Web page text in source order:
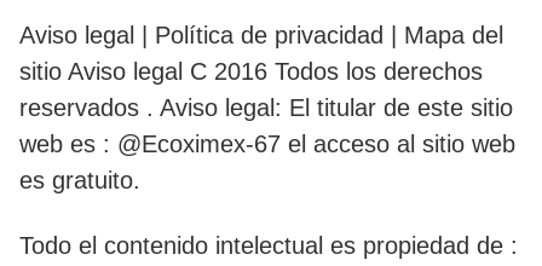
Aviso legal | Política de privacidad | Mapa del
sitio Aviso legal C 2016 Todos los derechos
reservados . Aviso legal: El titular de este sitio
web es : @Ecoximex-67 el acceso al sitio web
es gratuito.
Todo el contenido intelectual es propiedad de :